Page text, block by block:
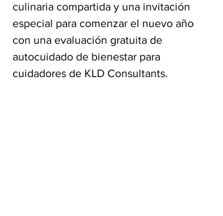
culinaria compartida y una invitación
especial para comenzar el nuevo año
con una evaluación gratuita de
autocuidado de bienestar para
cuidadores de KLD Consultants.